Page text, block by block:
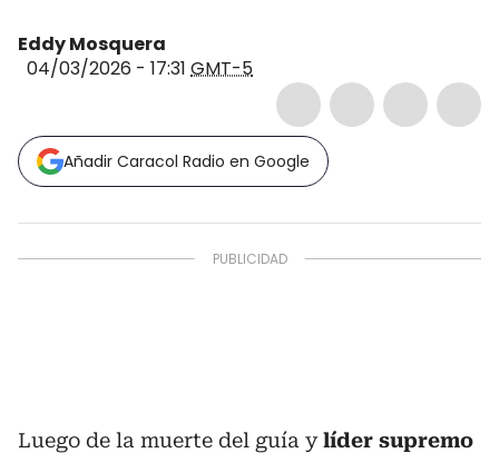
Eddy Mosquera
04/03/2026 - 17:31 GMT-5
Añadir Caracol Radio en Google
Luego de la muerte del guía ylíder supremo